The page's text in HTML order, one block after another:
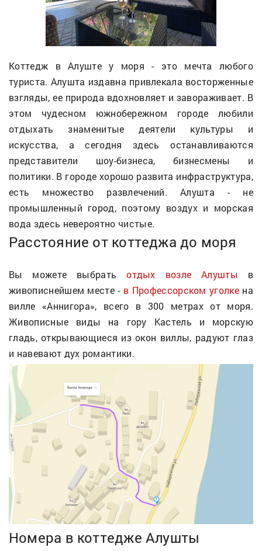
Коттедж в Алуште у моря - это мечта любого
туриста. Алушта издавна привлекала восторженные
взгляды, ее природа вдохновляет и завораживает. В
этом чудесном южнобережном городе любили
отдыхать знаменитые деятели культуры и
искусства, а сегодня здесь останавливаются
представители шоу-бизнеса, бизнесмены и
политики. В городе хорошо развита инфраструктура,
есть множество развлечений. Алушта - не
промышленный город, поэтому воздух и морская
вода здесь невероятно чистые.
Расстояние от коттеджа до моря
Вы можете выбратьотдых возле Алушты в
живописнейшем месте - в Профессорском уголке на
вилле «Аннигора», всего в 300 метрах от моря.
Живописные виды на гору Кастель и морскую
гладь, открывающиеся из окон виллы, радуют глаз
и навевают дух романтики.
Номера в коттедже Алушты